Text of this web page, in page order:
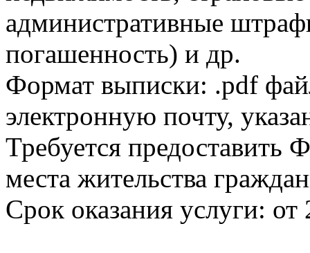
административные
погашенность) и др.
Формат выписки: .pdf
электронную почту,
Требуется
места жительства
Срок оказания услуги: от